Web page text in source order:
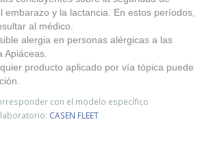
embarazo y la lactancia. En estos períodos,
al médico.
alergia en personas alérgicas a las
Apiáceas.
producto aplicado por vía tópica puede
con el modelo específico
CASEN FLEET